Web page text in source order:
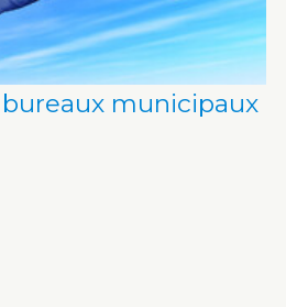
municipaux